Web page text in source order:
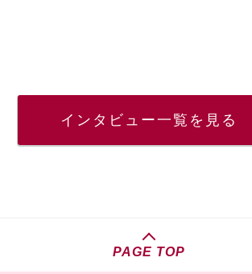
インタビュー一覧を見る
PAGE TOP